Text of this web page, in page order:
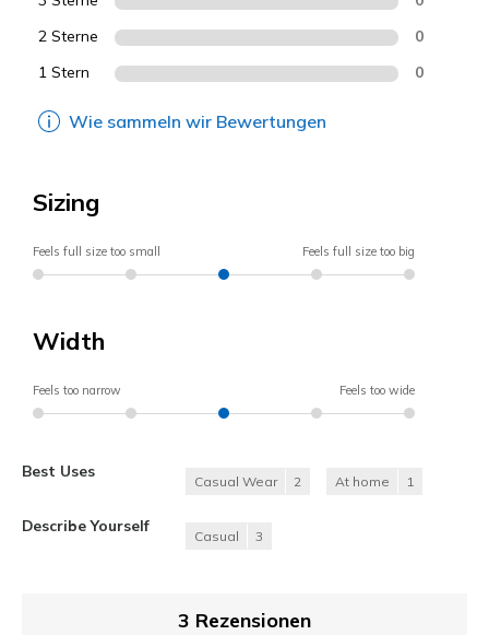
2 Sterne 0
1 Stern 0
Wie sammeln wir Bewertungen
Sizing
Feels full size too small Feels full size too big
Width
Feels too narrow Feels too wide
Best Uses
Casual Wear 2 At home 1
Describe Yourself
Casual 3
3 Rezensionen